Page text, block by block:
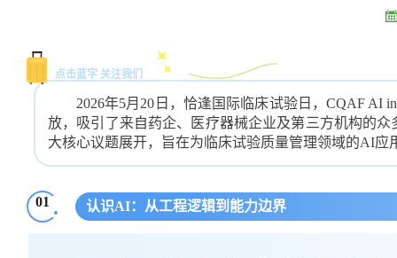
点击蓝字 关注我们
2026年5月20日，恰逢国际临床试验日，CQAF AI
放，吸引了来自药企、医疗器械企业及第三方机构的
大核心议题展开，旨在为临床试验质量管理领域的AI
01 认识AI：从工程逻辑到能力边界